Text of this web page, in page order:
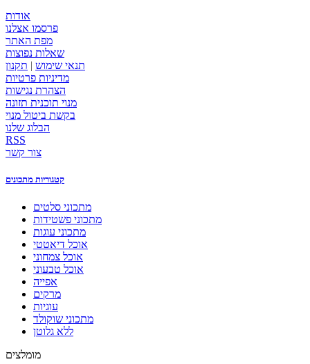
אודות
פרסמו אצלנו
מפת האתר
שאלות נפוצות
תנאי שימוש | תקנון
מדיניות פרטיות
הצהרת נגישות
מנוי תוכנית תזונה
בקשת ביטול מנוי
הבלוג שלנו
RSS
צור קשר
קטגוריות מתכונים
מתכוני סלטים
מתכוני פשטידות
מתכוני עוגות
אוכל דיאטטי
אוכל צמחוני
אוכל טבעוני
אפייה
מרקים
עוגיות
מתכוני שוקולד
ללא גלוטן
מומלצים